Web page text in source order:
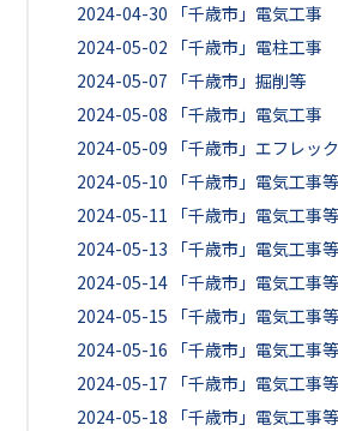
2024-04-30
「千歳市」電気工事
2024-05-02
「千歳市」電柱工事
2024-05-07
「千歳市」掘削等
2024-05-08
「千歳市」電気工事
2024-05-09
「千歳市」エフレッ
2024-05-10
「千歳市」電気工事等
2024-05-11
「千歳市」電気工事等
2024-05-13
「千歳市」電気工事等
2024-05-14 「千歳市」電気工事等
2024-05-15
「千歳市」電気工事等
2024-05-16
「千歳市」電気工事等
2024-05-17
「千歳市」電気工事等
2024-05-18
「千歳市」電気工事等